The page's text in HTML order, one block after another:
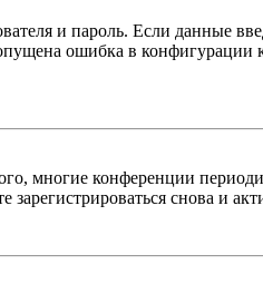
и пароль. Если данные
ошибка в конфигурации
многие конференции
снова и